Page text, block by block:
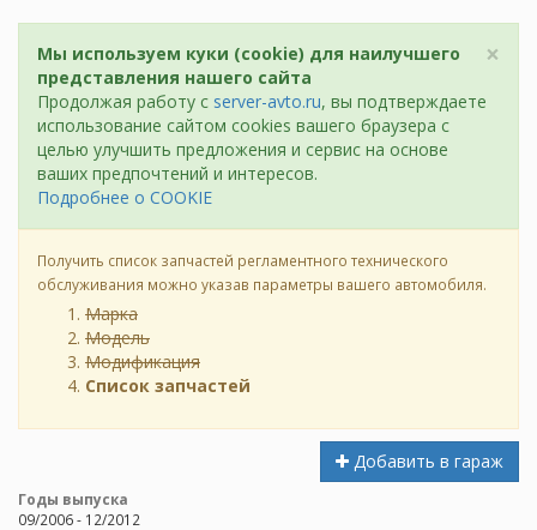
×
Мы используем куки (cookie) для наилучшего
представления нашего сайта
Продолжая работу с server-avto.ru, вы подтверждаете
использование сайтом cookies вашего браузера с
целью улучшить предложения и сервис на основе
ваших предпочтений и интересов.
Подробнее о COOKIE
Получить список запчастей регламентного технического
обслуживания можно указав параметры вашего автомобиля.
Марка
Модель
Модификация
Список запчастей
Добавить в гараж
Годы выпуска
09/2006 - 12/2012